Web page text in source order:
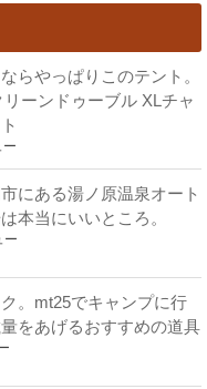
らやっぱりこのテント。
リーンドゥーブル XLチャ
ー
にある湯ノ原温泉オート
本当にいいところ。
ー
。mt25でキャンプに行
をあげるおすすめの道具